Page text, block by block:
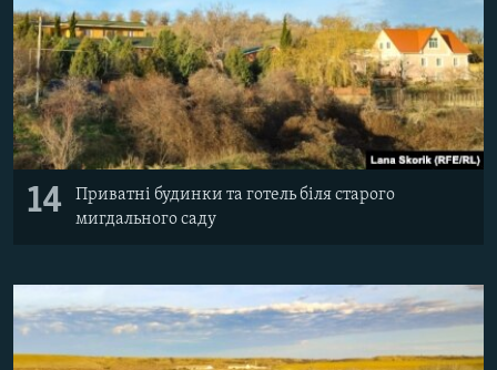
14
Приватні будинки та готель біля старого
мигдального саду